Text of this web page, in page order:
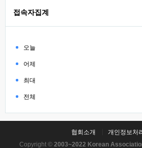
접속자집계
오늘
어제
최대
전체
협회소개
개인정보처
Copyright © 2003~2022 Korean